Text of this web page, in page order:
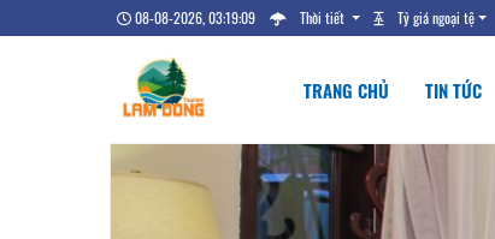
08-08-2026, 03:19:10 Thời tiết Tỷ giá ngoại tệ
TRANG CHỦ TIN TỨC